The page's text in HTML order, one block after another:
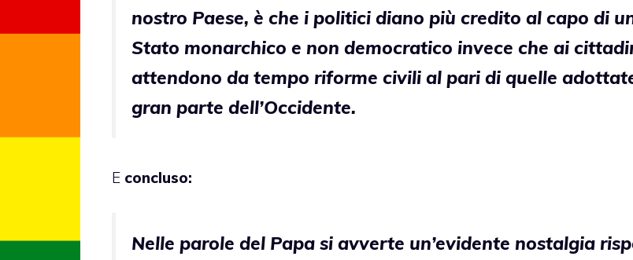
nostro Paese, è che i politici diano più credito al capo di
Stato monarchico e non democratico invece che ai
attendono da tempo riforme civili al pari di quelle
gran parte dell’Occidente.
E concluso:
Nelle parole del Papa si avverte un’evidente nostalgia